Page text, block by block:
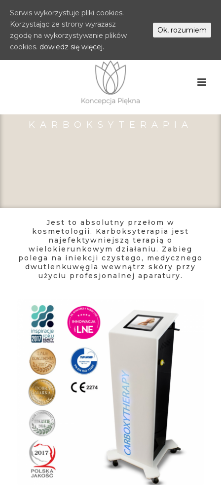
KARBOKSYTERAPIA
Jest to absolutny przełom w
kosmetologii. Karboksyterapia jest
najefektywniejszą terapią o
wielokierunkowym działaniu. Zabieg
polega na iniekcji czystego, medycznego
dwutlenkuwęgla wewnątrz skóry przy
użyciu profesjonalnej aparatury.
Serwis wykorzystuje pliki cookies.
Korzystając ze strony wyrażasz
zgodę na wykorzystywanie plików
cookies. dowiedz się więcej.
Ok, rozumiem